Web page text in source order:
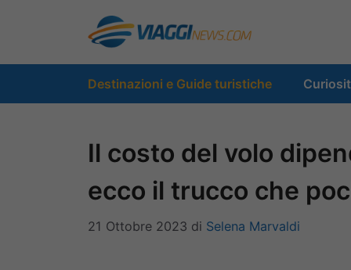
contenuto
Destinazioni e Guide turistiche
Il costo del volo
ecco il trucco che
21 Ottobre 2023 di Selena Marvaldi